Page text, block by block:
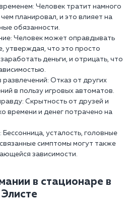
Человек тратит намного
планировал, и это влияет на
обязанности.
Человек может оправдывать
утверждая, что это просто
деньги, и отрицать, что
Отказ от других
в пользу игровых автоматов.
Скрытность от друзей и
времени и денег потрачено на
усталость, головные
симптомы могут также
зависимости.
в стационаре в
Элисте